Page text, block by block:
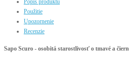
Popis produktu
Použitie
Upozornenie
Recenzie
Sapo Scuro - osobitá starostlivosť o tmavé a